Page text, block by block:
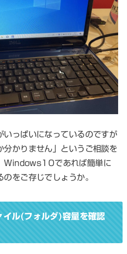
いっぱいになっているのですが
分かりません」というご相談を
Windows10であれば簡単に
をご存じでしょうか。
ル(フォルダ)容量を確認